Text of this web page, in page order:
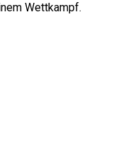
Wettkampf.